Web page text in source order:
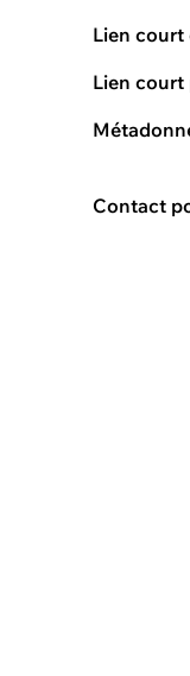
Lien court
Lien court
Contact